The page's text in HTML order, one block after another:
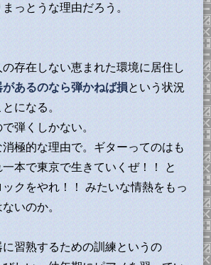
っとうな理由だろう。
存在しない恵まれた環境に居住し
があるのなら弾かねば損という状況
になる。
弾くしかない。
極的な理由で。ギターってのはも
本で東京で生きていくぜ！！ と
クをやれ！！ みたいな情熱をもっ
いのか。
習熟するための訓練というの